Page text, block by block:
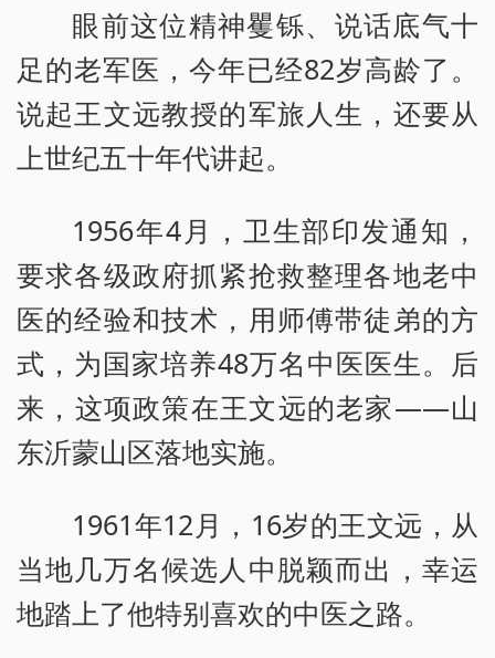
眼前这位精神矍铄、说话底气十
足的老军医，今年已经82岁高龄了。
说起王文远教授的军旅人生，还要从
上世纪五十年代讲起。
1956年4月，卫生部印发通知，
要求各级政府抓紧抢救整理各地老中
医的经验和技术，用师傅带徒弟的方
式，为国家培养48万名中医医生。后
来，这项政策在王文远的老家——山
东沂蒙山区落地实施。
1961年12月，16岁的王文远，从
当地几万名候选人中脱颖而出，幸运
地踏上了他特别喜欢的中医之路。